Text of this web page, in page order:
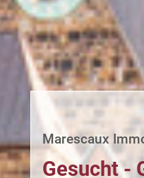
Marescaux
Gesucht -